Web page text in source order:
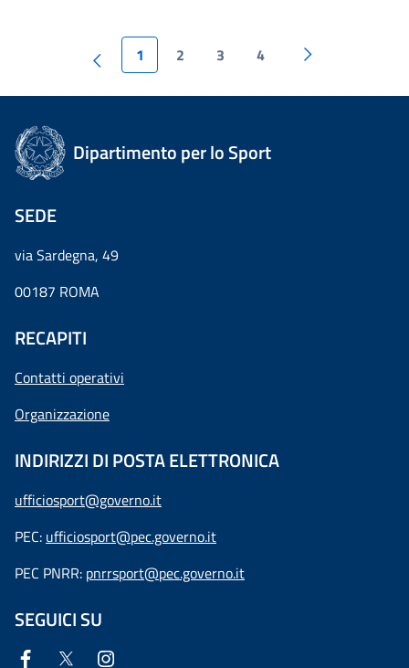
1 2 3 4
Dipartimento per lo Sport
SEDE
via Sardegna, 49
00187 ROMA
RECAPITI
Contatti operativi
Organizzazione
INDIRIZZI DI POSTA ELETTRONICA
ufficiosport@governo.it
PEC: ufficiosport@pec.governo.it
PEC PNRR: pnrrsport@pec.governo.it
SEGUICI SU